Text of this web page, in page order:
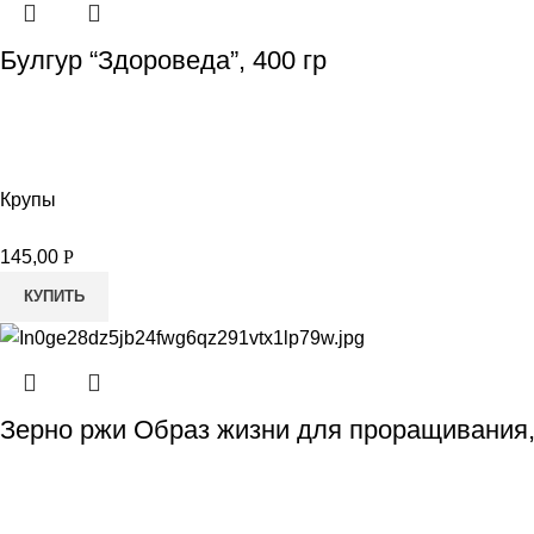
Булгур “Здороведа”, 400 гр
Крупы
145,00 Р
КУПИТЬ
Зерно ржи Образ жизни для